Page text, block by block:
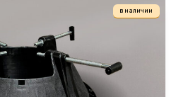
в наличии